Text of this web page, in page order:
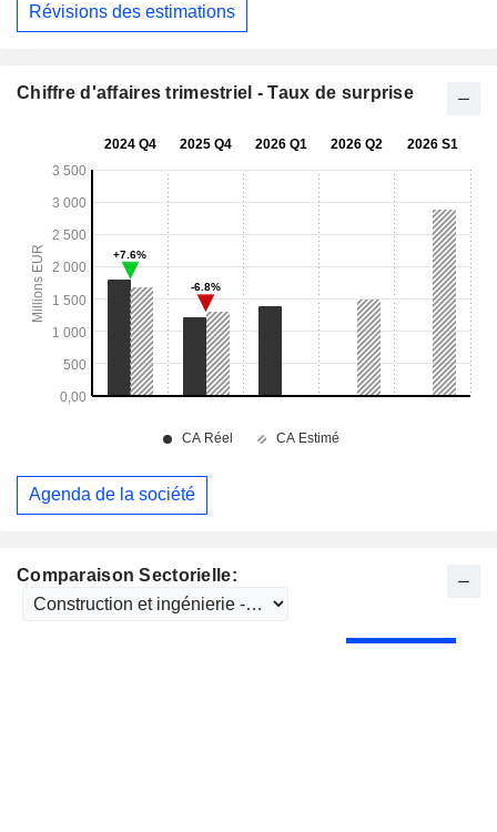
Comparaison Sectorielle:
Révisions des estimations
Chiffre d'affaires trimestriel - Taux de surprise
Agenda de la société